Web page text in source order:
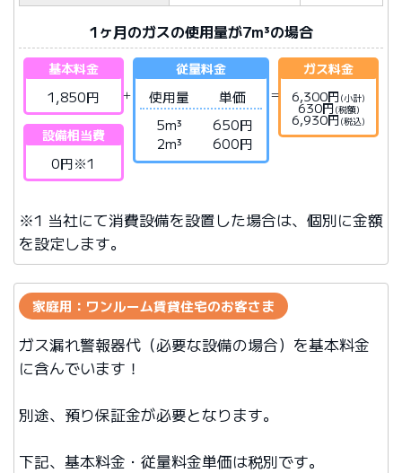
1ヶ月のガスの使用量が7m³の場合
基本料金
1,850円
設備相当費
0円※1
従量料金
使用量
単価
5m³
650円
2m³
600円
ガス料金
6,300円 (小計)
630円 (税額)
6,930円(税込)
※1 当社にて消費設備を設置した場合は、個別に金額
を設定します。
家庭用：ワンルーム賃貸住宅のお客さま
ガス漏れ警報器代（必要な設備の場合）を基本料金
に含んでいます！
別途、預り保証金が必要となります。
下記、基本料金・従量料金単価は税別です。